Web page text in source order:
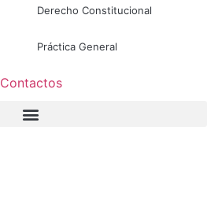
Derecho Constitucional
Práctica General
Contactos